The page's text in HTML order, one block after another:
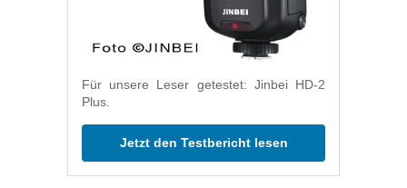
Für unsere Leser getestet: Jinbei HD-2
Plus.
Jetzt den Testbericht lesen